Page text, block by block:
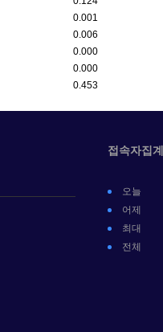
0.001
0.006
0.000
0.000
0.453
접속자집계
오늘
어제
최대
전체